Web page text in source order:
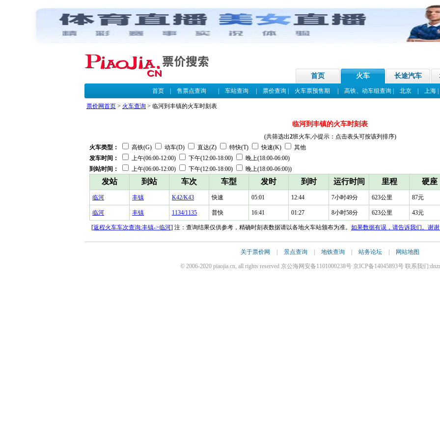
首页 火车 长途汽车
首页| 售票点查询 车站查询 票价查询 火车票预售期 高铁、动车组查询 北京| 上海
票价网首页 > 火车查询 > 临河到丰镇的火车时刻表
临河到丰镇的火车时刻表
(共筛选出2班火车,小提示：点击表头可按该列排序)
火车类型：
高铁(G) 动车(D) 直达(Z) 特快(T) 快速(K)
其他
发车时间：
上午(06:00-12:00) 下午(12:00-18:00)
晚上(18:00-06:00)
到站时间：
上午(06:00-12:00) 下午(12:00-18:00) 晚上(18:00-06:00))
发站 到站 车次 车型 发时 到时 运行时间 里程 硬座
临河 丰镇 K42/K43 快速 05:01 12:44 7小时49分 623公里 87元
临河 丰镇 1134/1135 普快 16:41 01:27 8小时58分 623公里 43元
[返程火车车次查询:丰镇->临河] 注：查询结果仅供参考，精确时刻表数据请以各地火车站颁布为准。 如果数据有误，请告诉我们。谢谢
关于票价网 | 景点查询 | 地铁查询 | 站务论坛 | 网站地图
© 2006-2020 piaojia.cn, all rights reserved 京公海网安备1101000238号 京ICP备14045893号 联系我们